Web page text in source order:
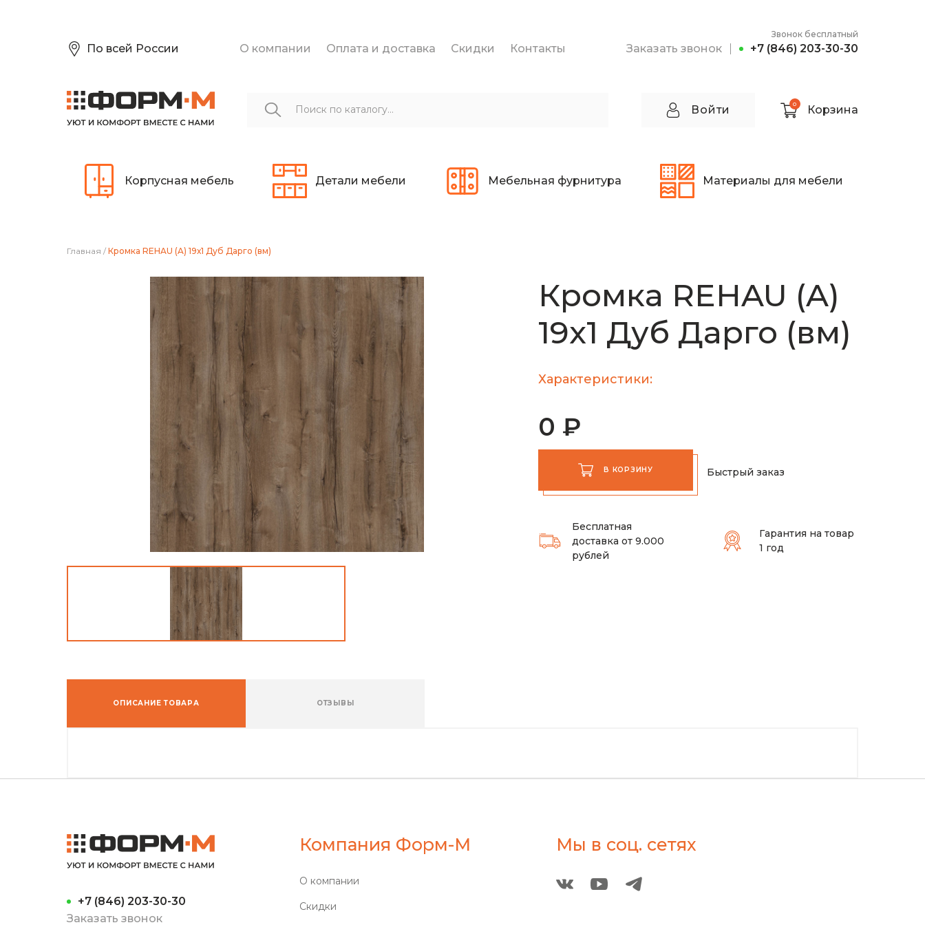
По всей России О компании Оплата и доставка Скидки Контакты Заказать звонок
Звонок бесплатный
+7 (846) 203-30-30
Войти 0 Корзина
Корпусная мебель Детали мебели Мебельная фурнитура Материалы для мебели
Главная / Кромка REHAU (A) 19х1 Дуб Дарго (вм)
Кромка REHAU (A)
19х1 Дуб Дарго (вм)
Характеристики:
0 ₽
В КОРЗИНУ Быстрый заказ
Бесплатная
доставка от 9.000
рублей
Гарантия на товар
1 год
ОПИСАНИЕ ТОВАРА ОТЗЫВЫ
+7 (846) 203-30-30
Заказать звонок
Компания Форм-М
О компании
Скидки
Мы в соц. сетях